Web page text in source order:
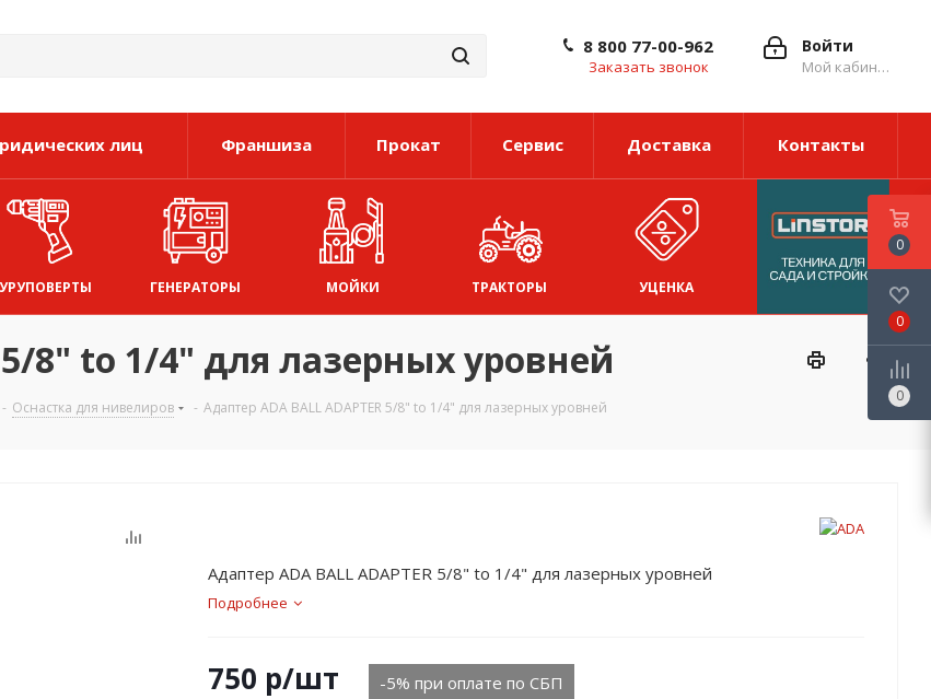
Войти
Мой кабинет
8 800 77-00-962
Заказать звонок
лиц Франшиза Прокат Сервис Доставка Контакты
ГЕНЕРАТОРЫ МОЙКИ ТРАКТОРЫ УЦЕНКА
5/8" to 1/4" для лазерных уровней
- Оснастка для нивелиров - Адаптер ADA BALL ADAPTER 5/8" to 1/4" для лазерных уровней
Адаптер ADA BALL ADAPTER 5/8" to 1/4" для лазерных уровней
Подробнее
750 р/шт -5% при оплате по СБП
0
0
0